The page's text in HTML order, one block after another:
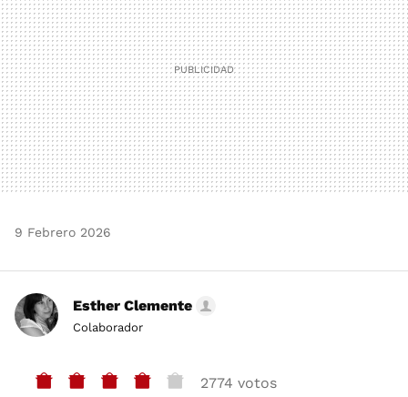
9 Febrero 2026
Esther Clemente
Colaborador
2774 votos